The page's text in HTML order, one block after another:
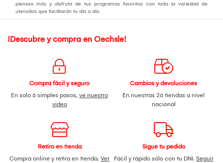
pienses más y disfruta de tus programas favoritos con toda la variedad de
utensilios que facilitarán tu día a día.
¡Descubre y compra en Oechsle!
Compra fácil y seguro
En solo 6 simples pasos, ve nuestro
video
Cambios y devoluciones
En nuestras 26 tiendas a nivel
nacional
Retiro en tienda
Compra online y retira en tienda. Ver
Sigue tu pedido
Fácil y rápido sólo con tu DNI. Seguir